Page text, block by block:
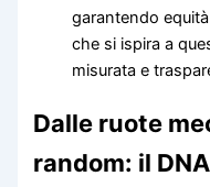
garantendo
che si ispira a
misurata e
Dalle ruote
random: il